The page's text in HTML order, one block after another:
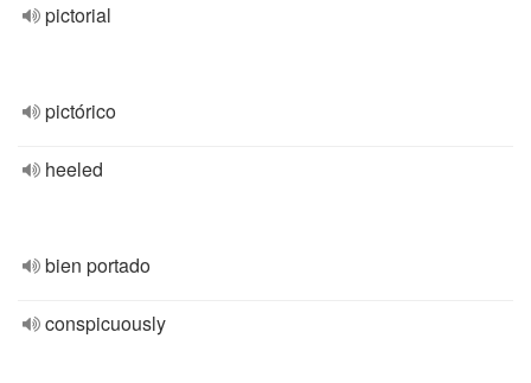
pictorial
pictórico
heeled
bien portado
conspicuously